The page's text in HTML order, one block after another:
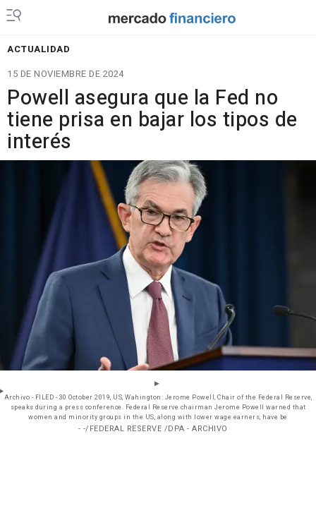
ACTUALIDAD
15 DE NOVIEMBRE DE 2024
Powell asegura que la Fed no
tiene prisa en bajar los tipos de
interés
Archivo - FILED - 30 October 2019, US, Wahington: Jerome Powell, Chair of the Federal Reserve,
speaks during a press conference. Federal Reserve chairman Jerome Powell warned that
women and minority groups in the US, along with lower wage earners, have be
- -/FEDERAL RESERVE /DPA - ARCHIVO